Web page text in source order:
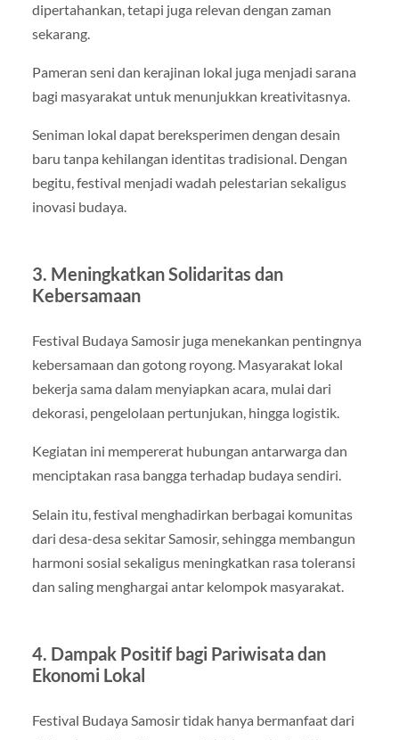
dipertahankan, tetapi juga relevan dengan zaman
sekarang.
Pameran seni dan kerajinan lokal juga menjadi sarana
bagi masyarakat untuk menunjukkan kreativitasnya.
Seniman lokal dapat bereksperimen dengan desain
baru tanpa kehilangan identitas tradisional. Dengan
begitu, festival menjadi wadah pelestarian sekaligus
inovasi budaya.
3. Meningkatkan Solidaritas dan
Kebersamaan
Festival Budaya Samosir juga menekankan pentingnya
kebersamaan dan gotong royong. Masyarakat lokal
bekerja sama dalam menyiapkan acara, mulai dari
dekorasi, pengelolaan pertunjukan, hingga logistik.
Kegiatan ini mempererat hubungan antarwarga dan
menciptakan rasa bangga terhadap budaya sendiri.
Selain itu, festival menghadirkan berbagai komunitas
dari desa-desa sekitar Samosir, sehingga membangun
harmoni sosial sekaligus meningkatkan rasa toleransi
dan saling menghargai antar kelompok masyarakat.
4. Dampak Positif bagi Pariwisata dan
Ekonomi Lokal
Festival Budaya Samosir tidak hanya bermanfaat dari